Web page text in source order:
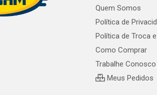
Quem Somos
Política de
Política de Troca
Como Comprar
Trabalhe Conosco
Meus Pedidos